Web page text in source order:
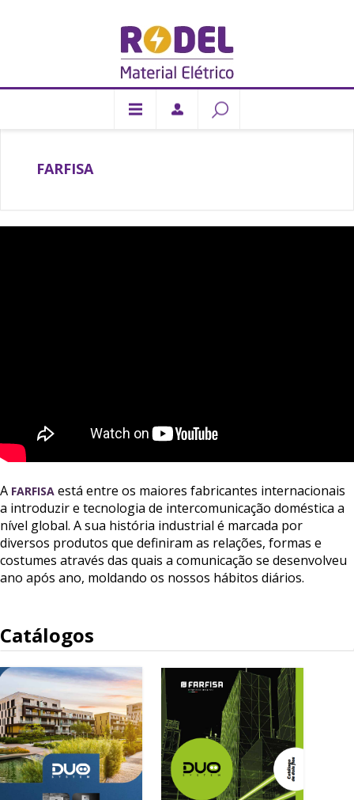
FARFISA
A FARFISA está entre os maiores fabricantes internacionais
a introduzir e tecnologia de intercomunicação doméstica a
nível global. A sua história industrial é marcada por
diversos produtos que definiram as relações, formas e
costumes através das quais a comunicação se desenvolveu
ano após ano, moldando os nossos hábitos diários.
Catálogos